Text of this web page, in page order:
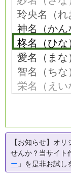
【お知らせ】オ
せんか？当サイト
ー 」を是非お試し